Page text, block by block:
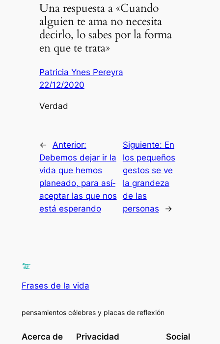
Una respuesta a «Cuando
alguien te ama no necesita
decirlo, lo sabes por la forma
en que te trata»
Patricia Ynes Pereyra
22/12/2020
Verdad
←
Anterior:
Debemos dejar ir la
vida que hemos
planeado, para así­
aceptar las que nos
está esperando
Siguiente: En
los pequeños
gestos se ve
la grandeza
de las
personas
→
Frases de la vida
pensamientos célebres y placas de reflexión
Acerca de Privacidad Social